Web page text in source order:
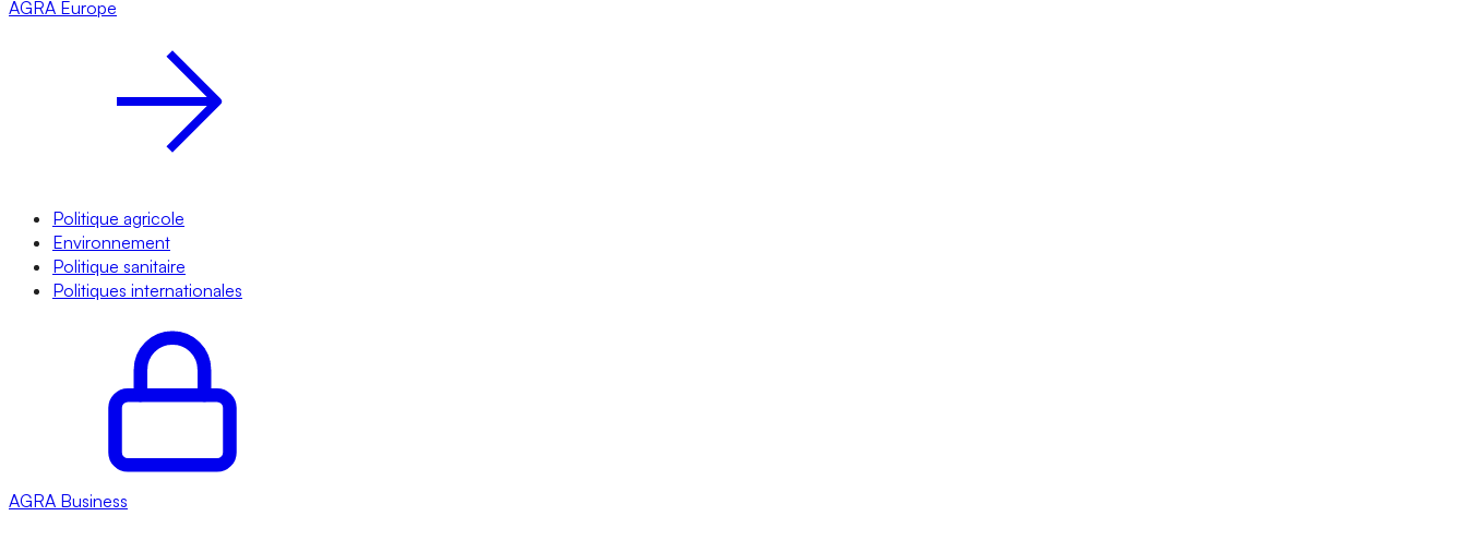
AGRA Europe
Politique agricole
Environnement
Politique sanitaire
Politiques internationales
AGRA Business